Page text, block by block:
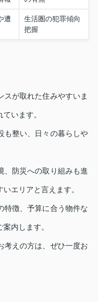
遭
生活圏の犯罪傾向
把握
スが取れた住みやすいま
います。
も整い、日々の暮らしや
、防災への取り組みも進
エリアと言えます。
特徴、予算に合う物件な
内します。
考えの方は、ぜひ一度お